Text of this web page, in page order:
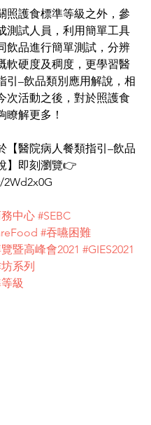
照護食標準等級之外，參
測試人員，利用簡單工具
飲品進行簡單測試，分辨
軟硬度及稠度，更學習醫
引–飲品類別應用解說，相
次活動之後，對於照護食
瞭解更多！
【醫院病人餐類指引–飲品
】即刻瀏覽👉
中心 #SEBC
#吞嚥困難
暨高峰會2021 #GIES2021
系列
級